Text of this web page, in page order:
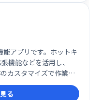
アプリです。ホットキ
機能などを活用し、
カスタマイズで作業効
産性向上を目指すMacユ
アプリです。
る